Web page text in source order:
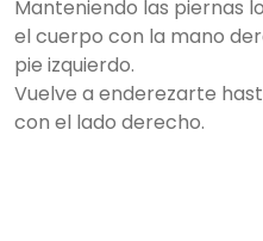
Manteniendo las piernas
el cuerpo con la mano
pie izquierdo.
Vuelve a enderezarte
con el lado derecho.